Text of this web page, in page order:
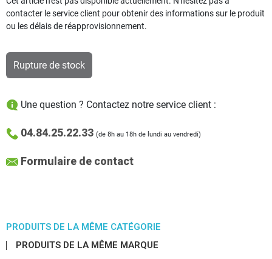
contacter le service client pour obtenir des informations sur le produit
ou les délais de réapprovisionnement.
Rupture de stock
Une question ? Contactez notre service client :
04.84.25.22.33 (de 8h au 18h de lundi au vendredi)
Formulaire de contact
PRODUITS DE LA MÊME CATÉGORIE
PRODUITS DE LA MÊME MARQUE